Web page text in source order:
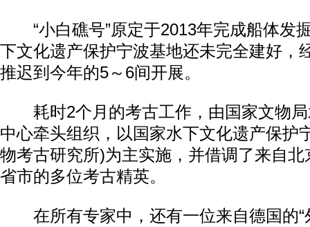
“小白礁号”原定于2013年完成船体发
下文化遗产保护宁波基地还未完全建好，
推迟到今年的5～6间开展。
耗时2个月的考古工作，由国家文物局
中心牵头组织，以国家水下文化遗产保护
物考古研究所)为主实施，并借调了来自
省市的多位考古精英。
在所有专家中，还有一位来自德国的“